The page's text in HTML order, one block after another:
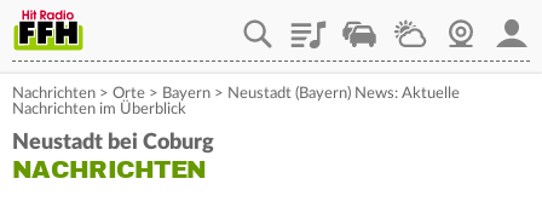
PlaylistStaupilotWetterWebcam
Nachrichten > Orte > Bayern > Neustadt (Bayern) News: Aktuelle
Nachrichten im Überblick
Neustadt bei Coburg
NACHRICHTEN